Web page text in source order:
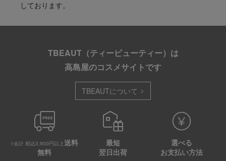
しております。
TBEAUT（ティービューティー）は
高島屋のコスメサイトです
TBEAUTについて
1会計 税込3,900円以上送料
無料
最短
翌日出荷
選べる
お支払い方法